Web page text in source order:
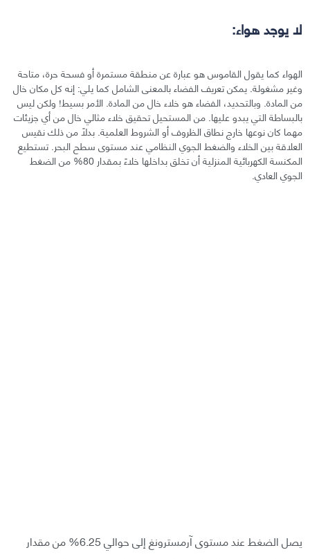
لا يوجد هواء:
الهواء كما يقول القاموس هو عبارة عن منطقة مستمرة أو فسحة حرة، متاحة
وغير مشغولة. يمكن تعريف الفضاء بالمعنى الشامل كما يلي: إنه كل مكان خال
من المادة. وبالتحديد، الفضاء هو خلاء خال من المادة. الأمر بسيط! ولكن ليس
بالبساطة التي يبدو عليها. من المستحيل تحقيق خلاء مثالي خال من أي جزيئات
مهما كان نوعها خارج نطاق الظروف أو الشروط العلمية. بدلًا من ذلك نقيس
العلاقة بين الخلاء والضغط الجوي النظامي عند مستوى سطح البحر. تستطيع
المكنسة الكهربائية المنزلية أن تخلق بداخلها خلاءً بمقدار 80% من الضغط
الجوي العادي.
يصل الضغط عند مستوى آرمسترونغ إلى حوالي 6.25% من مقدار